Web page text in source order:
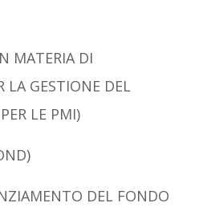
MATERIA DI
LA GESTIONE DEL
LE PMI)
)
DEL FONDO